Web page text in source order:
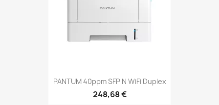
PANTUM 40ppm SFP N WiFi Duplex
248,68 €